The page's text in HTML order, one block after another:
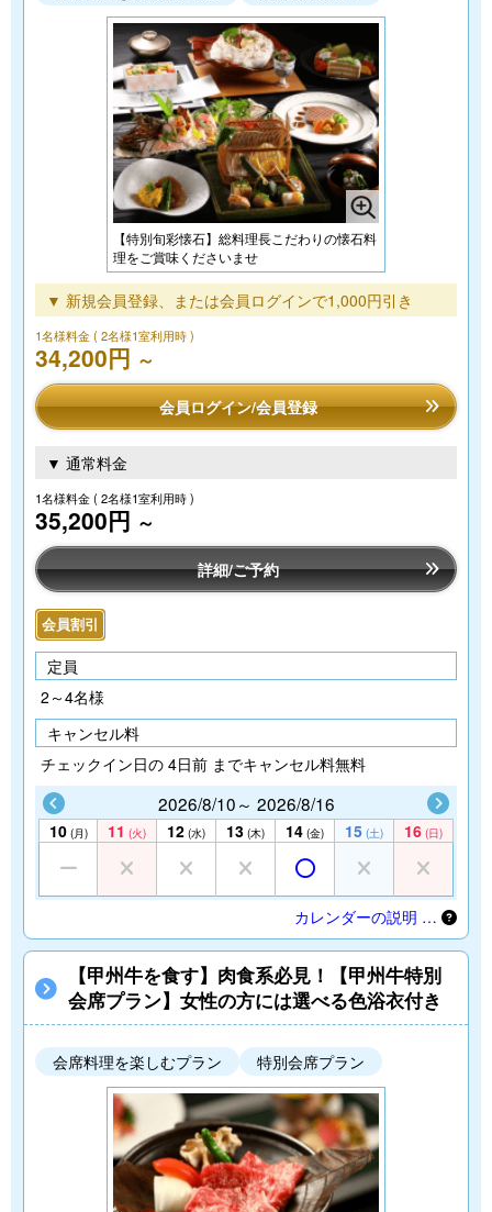
【特別旬彩懐石】総料理長こだわりの懐石料
理をご賞味くださいませ
▼ 新規会員登録、または会員ログインで1,000円引き
1名様料金( 2名様1室利用時 )
34,200円 ～
会員ログイン/会員登録
▼ 通常料金
1名様料金( 2名様1室利用時 )
35,200円 ～
詳細/ご予約
会員割引
定員
2～4名様
キャンセル料
チェックイン日の 4日前 までキャンセル料無料
2026/8/10～ 2026/8/16
10 (月) 11 (火) 12 (水) 13 (木) 14 (金) 15 (土) 16 (日)
カレンダーの説明 …
【甲州牛を食す】肉食系必見！【甲州牛特別
会席プラン】女性の方には選べる色浴衣付き
会席料理を楽しむプラン 特別会席プラン